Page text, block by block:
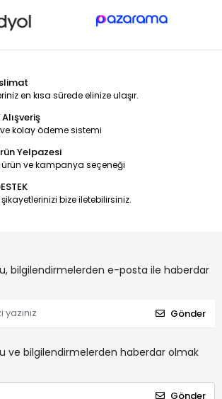
en kısa sürede elinize ulaşır.
kolay ödeme sistemi
Yelpazesi
ürün ve kampanya seçeneği
bize iletebilirsiniz.
bilgilendirmelerden e-posta ile haberdar
Gönder
ve bilgilendirmelerden haberdar olmak
Gönder